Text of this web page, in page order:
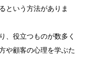
という方法がありま
、役立つものが数多く
や顧客の心理を学ぶた